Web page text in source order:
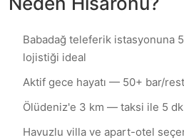
Babadağ teleferik istasyonuna
lojistiği ideal
Aktif gece hayatı — 50+ bar/
Ölüdeniz'e 3 km — taksi ile 5 dk
Havuzlu villa ve apart-otel